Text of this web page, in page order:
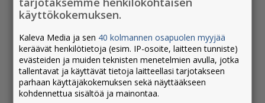
10.10.2025 - 14:05
20.8.2025 - 10:37
Mitä uutta, kiinnostavaa tai siistiä tapahtuu
– se kannattaa kertoa myös muille
11.9.2024 - 14:12
käyttökokemuksen.
Kaleva Media ja sen 40 kolmannen osapuolen myyjää
keräävät henkilötietoja (esim. IP-osoite, laitteen tunniste)
evästeiden ja muiden teknisten menetelmien avulla, jotka
tallentavat ja käyttävät tietoja laitteellasi tarjotakseen
parhaan käyttäjäkokemuksen sekä näyttääkseen
kohdennettua sisältöä ja mainontaa.